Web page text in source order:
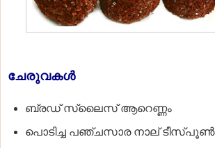
ചേരുവകള്‍
ബ്രഡ് സ്ലൈസ് ആറെണ്ണം
പൊടിച്ച പഞ്ചസാര നാല് ടീസ്​പൂണ്‍